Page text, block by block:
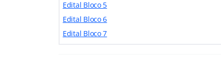
Edital Bloco 5
Edital Bloco 6
Edital Bloco 7